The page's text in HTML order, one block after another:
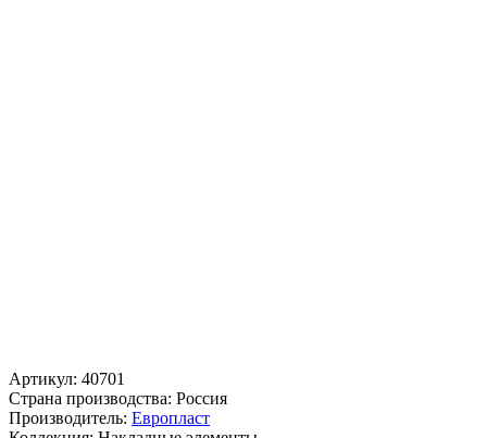
Артикул: 40701
Страна производства: Россия
Производитель: Европласт